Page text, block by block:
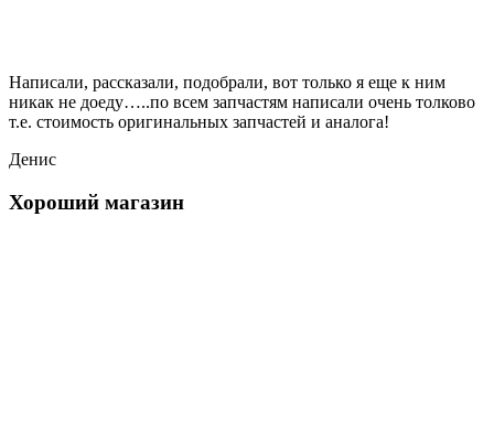
Написали, рассказали, подобрали, вот только я еще к ним
никак не доеду…..по всем запчастям написали очень толково
т.е. стоимость оригинальных запчастей и аналога!
Денис
Хороший магазин